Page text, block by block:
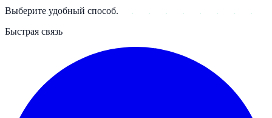
Выберите удобный способ.
Быстрая связь